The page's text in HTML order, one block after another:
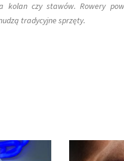
kolan czy stawów. Rowery
tradycyjne sprzęty.